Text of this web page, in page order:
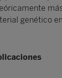
genético